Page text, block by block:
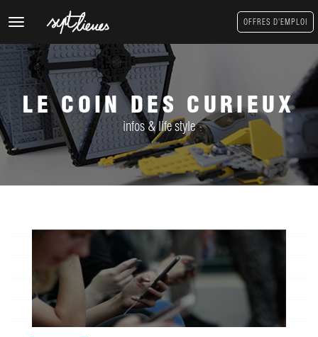
Toggle
OFFRES D'EMPLOI
LE COIN DES CURIEUX
infos & life style